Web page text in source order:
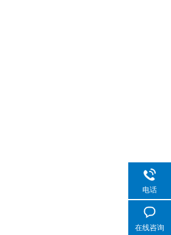
电话
在线咨询